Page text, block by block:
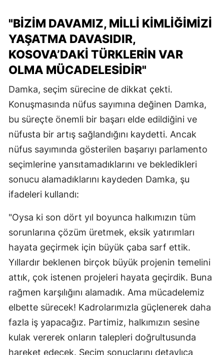
"BİZİM DAVAMIZ, MİLLİ KİMLİĞİMİZİ
YAŞATMA DAVASIDIR,
KOSOVA’DAKİ TÜRKLERİN VAR
OLMA MÜCADELESİDİR"
Damka, seçim sürecine de dikkat çekti.
Konuşmasında nüfus sayımına değinen Damka,
bu süreçte önemli bir başarı elde edildiğini ve
nüfusta bir artış sağlandığını kaydetti. Ancak
nüfus sayımında gösterilen başarıyı parlamento
seçimlerine yansıtamadıklarını ve bekledikleri
sonucu alamadıklarını kaydeden Damka, şu
ifadeleri kullandı:
"Oysa ki son dört yıl boyunca halkımızın tüm
sorunlarına çözüm üretmek, eksik yatırımları
hayata geçirmek için büyük çaba sarf ettik.
Yıllardır beklenen birçok büyük projenin temelini
attık, çok istenen projeleri hayata geçirdik. Buna
rağmen karşılığını alamadık. Ama mücadelemiz
elbette sürecek! Kadrolarımızla güçlenerek daha
fazla iş yapacağız. Partimiz, halkımızın sesine
kulak vererek onların talepleri doğrultusunda
hareket edecek. Seçim sonuçlarını detaylıca